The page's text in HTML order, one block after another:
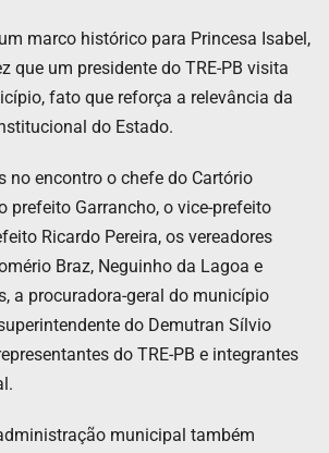
marco histórico para Princesa Isabel,
que um presidente do TRE-PB visita
fato que reforça a relevância da
do Estado.
no encontro o chefe do Cartório
prefeito Garrancho, o vice-prefeito
Ricardo Pereira, os vereadores
Braz, Neguinho da Lagoa e
a procuradora-geral do município
do Demutran Sílvio
do TRE-PB e integrantes
municipal também